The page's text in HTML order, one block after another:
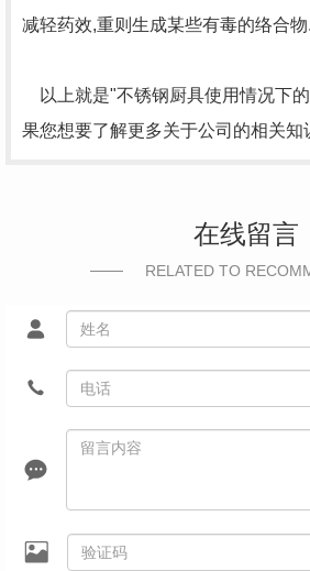
减轻药效,重则生成某些有毒的络合物.
以上就是"不锈钢厨具使用情况下
果您想要了解更多关于公司的相关知
在线留言
RELATED TO